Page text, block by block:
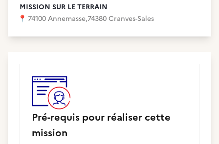
MISSION SUR LE TERRAIN
📍 74100 Annemasse,74380 Cranves-Sales
Pré-requis pour réaliser cette
mission